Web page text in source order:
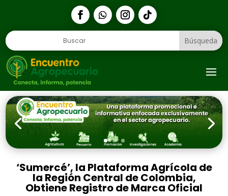
‘Sumercé’, la Plataforma Agrícola de
la Región Central de Colombia,
Obtiene Registro de Marca Oficial